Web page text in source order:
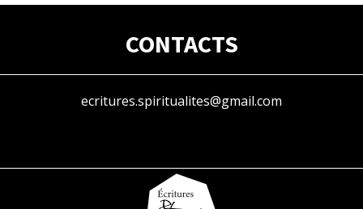
CONTACTS
ecritures.spiritualites@gmail.com